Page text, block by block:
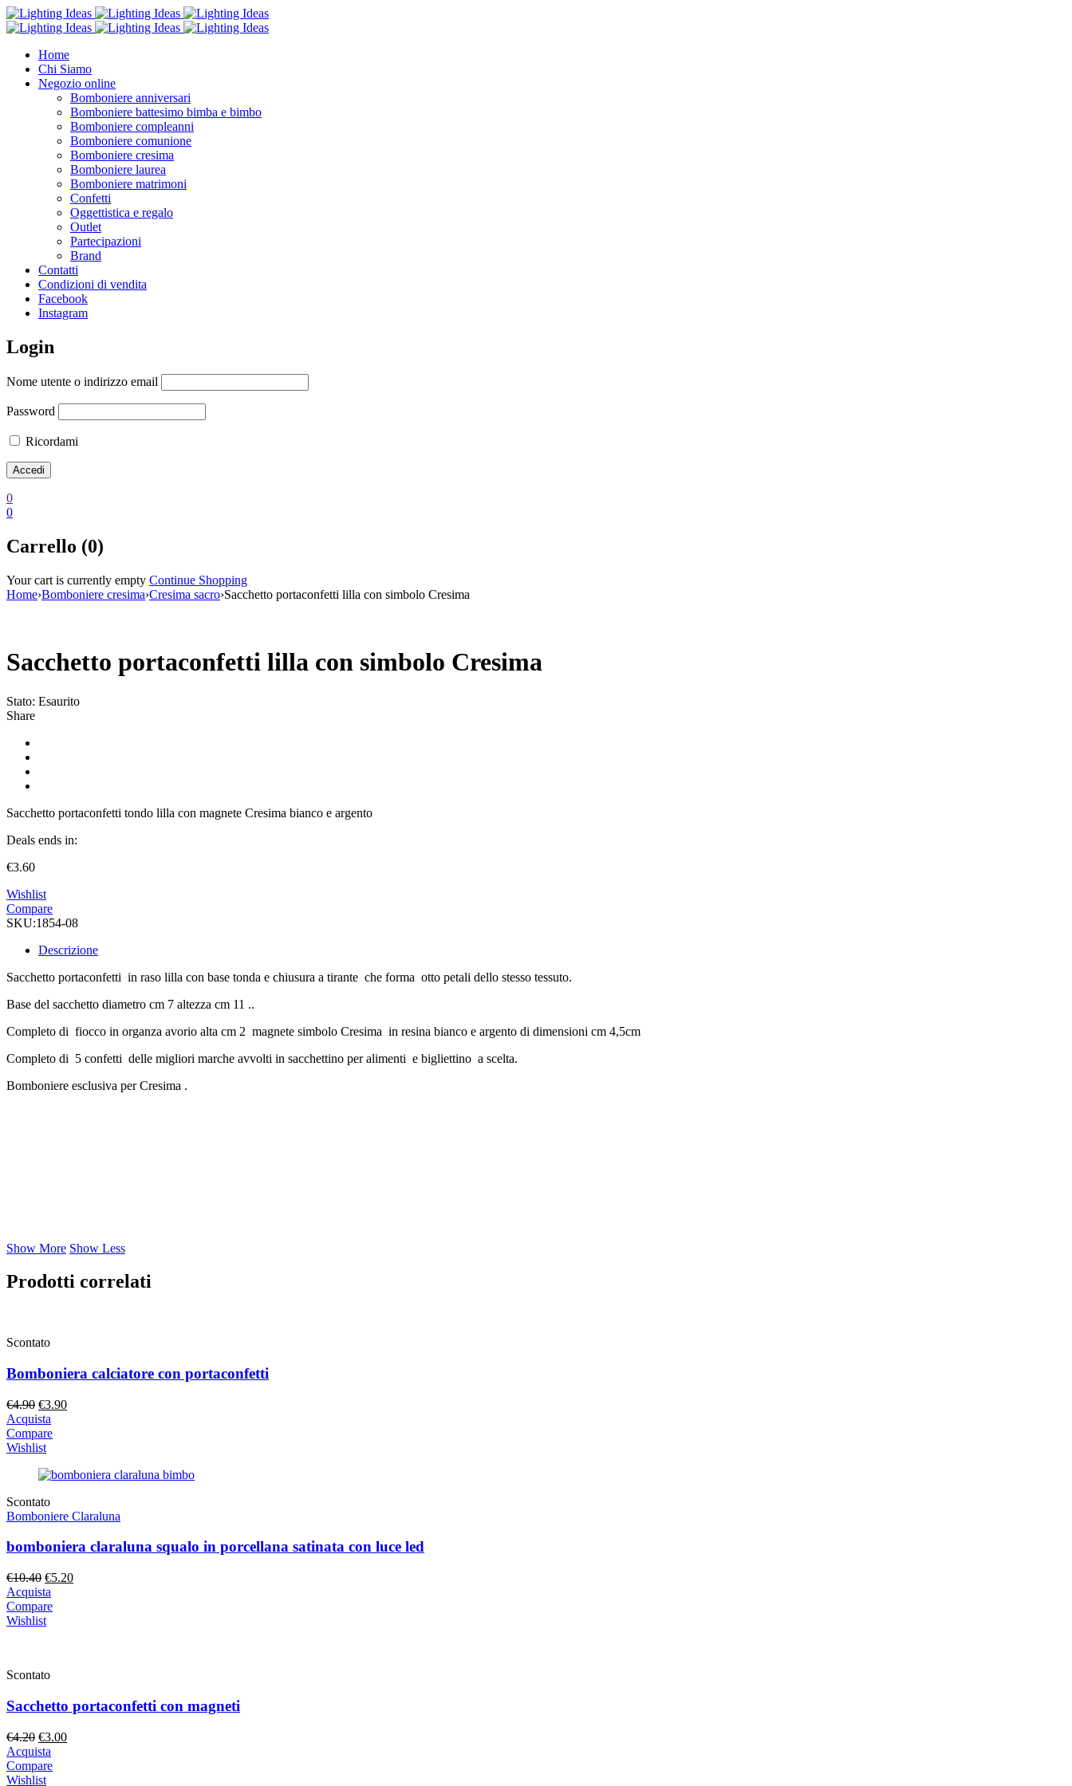
Home
Chi Siamo
Negozio online
Bomboniere anniversari
Bomboniere battesimo bimba e bimbo
Bomboniere compleanni
Bomboniere comunione
Bomboniere cresima
Bomboniere laurea
Bomboniere matrimoni
Confetti
Oggettistica e regalo
Outlet
Partecipazioni
Brand
Contatti
Condizioni di vendita
Facebook
Instagram
Login
Nome utente o indirizzo email
Password
Ricordami
0
0
Carrello (0)
Your cart is currently empty Continue Shopping
Home›Bomboniere cresima›Cresima sacro›Sacchetto portaconfetti lilla con simbolo Cresima
Sacchetto portaconfetti lilla con simbolo Cresima
Stato: Esaurito
Share
Sacchetto portaconfetti tondo lilla con magnete Cresima bianco e argento
Deals ends in:
€3.60
Wishlist
Compare
SKU:1854-08
Descrizione
Sacchetto portaconfetti in raso lilla con base tonda e chiusura a tirante che forma otto petali dello stesso tessuto.
Base del sacchetto diametro cm 7 altezza cm 11 ..
Completo di fiocco in organza avorio alta cm 2 magnete simbolo Cresima in resina bianco e argento di dimensioni cm 4,5cm
Completo di 5 confetti delle migliori marche avvolti in sacchettino per alimenti e bigliettino a scelta.
Bomboniere esclusiva per Cresima .
Show More Show Less
Prodotti correlati
Scontato
Bomboniera calciatore con portaconfetti
€4.90 Il
prezzo
originale
era:
€3.90Il
Acquista
Compare
Wishlist
Scontato
Bomboniere Claraluna
bomboniera claraluna squalo in porcellana satinata con luce led
€10.40 Il
prezzo
originale
era:
€5.20Il
Acquista
Compare
Wishlist
Scontato
Sacchetto portaconfetti con magneti
€4.20 Il
prezzo
originale
era:
€3.00Il
Acquista
Compare
Wishlist